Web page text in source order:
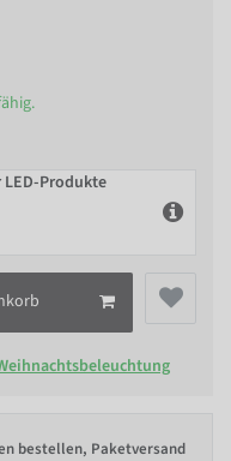
LED-Produkte
bestellen, Paketversand